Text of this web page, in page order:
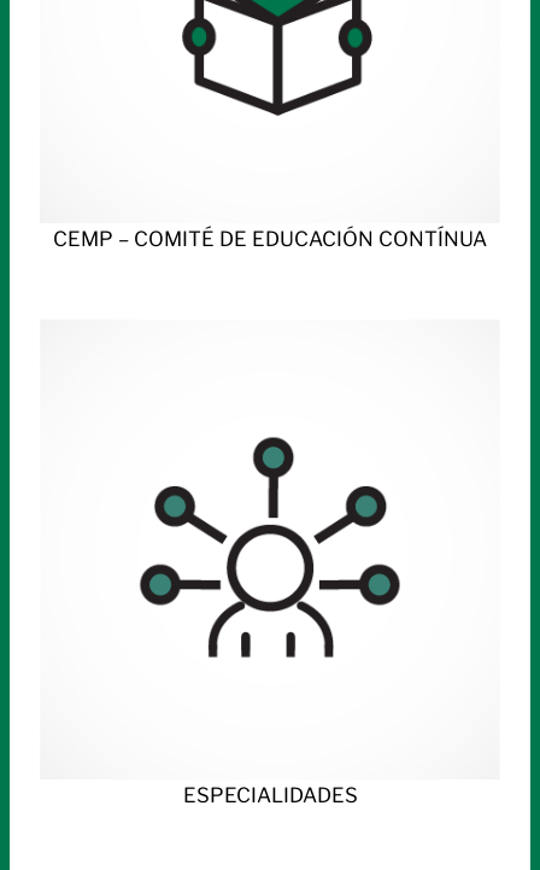
CEMP – COMITÉ DE EDUCACIÓN CONTÍNUA
ESPECIALIDADES